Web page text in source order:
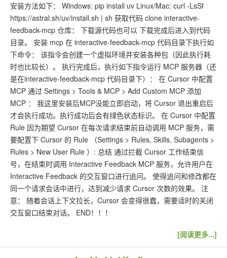
安装方法如下： Windows: pip install uv Linux/Mac: curl -LsSf
https://astral.sh/uv/install.sh | sh 获取代码 clone interactive-
feedback-mcp 仓库： 下载源代码也可以 下载完成后进入到代码
目录。 安装 mcp 在 interactive-feedback-mcp 代码目录下执行如
下命令： 该指令会创建一个虚拟环境并安装各种包（因此执行耗
时也比较长）。 执行完成后，执行如下指令运行 MCP 服务器（还
是在interactive-feedback-mcp 代码目录下）： 在 Cursor 中配置
MCP 通过 Settings > Tools & MCP > Add Custom MCP 添加
MCP ： 我这里安装后MCP没能立即启动，将 Cursor 退出重启后
才会执行成功。执行成功后会有绿色状态标识。 在 Cursor 中配置
Rule 因为期望 Cursor 在每次请求结束前自动调用 MCP 服务，需
要配置下 Cursor 的 Rule （Settings > Rules, Skills, Subagents >
Rules > New User Rule ）: 总结 通过拦截 Cursor 工作结束信
号，在结束时调用 Interactive Feedback MCP 服务，允许用户在
Interactive Feedback 的交互窗口进行追问。 使得追问和修改都在
同一个请求会话中进行，达到减少请求 Cursor 次数的效果。 注
意： 随着会话上下文拉长，Cursor 会变得很蠢，需要适时的关闭
交互窗口结束对话。 END！！！
[阅读更多...]